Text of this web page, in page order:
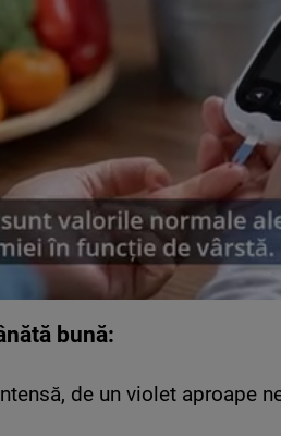
bună:
de un violet aproape